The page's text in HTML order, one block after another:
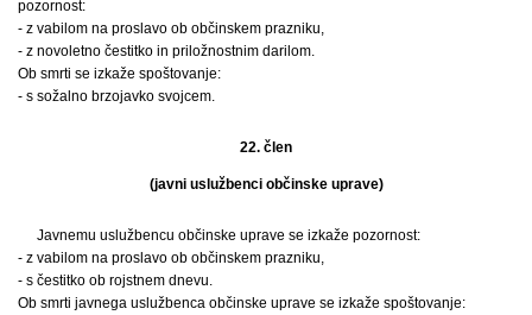
pozornost:
- z vabilom na proslavo ob občinskem prazniku,
- z novoletno čestitko in priložnostnim darilom.
Ob smrti se izkaže spoštovanje:
- s sožalno brzojavko svojcem.
22. člen
(javni uslužbenci občinske uprave)
Javnemu uslužbencu občinske uprave se izkaže pozornost:
- z vabilom na proslavo ob občinskem prazniku,
- s čestitko ob rojstnem dnevu.
Ob smrti javnega uslužbenca občinske uprave se izkaže spoštovanje: